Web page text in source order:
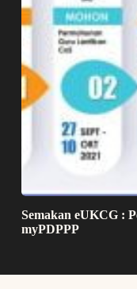
Semakan eUKCG :
myPDPPP